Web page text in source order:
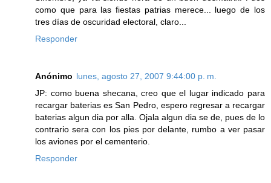
como que para las fiestas patrias merece... luego de los
tres días de oscuridad electoral, claro...
Responder
Anónimo lunes, agosto 27, 2007 9:44:00 p. m.
JP: como buena shecana, creo que el lugar indicado para
recargar baterias es San Pedro, espero regresar a recargar
baterias algun dia por alla. Ojala algun dia se de, pues de lo
contrario sera con los pies por delante, rumbo a ver pasar
los aviones por el cementerio.
Responder